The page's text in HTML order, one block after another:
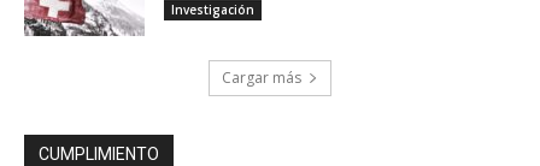
Investigación
Cargar más
CUMPLIMIENTO